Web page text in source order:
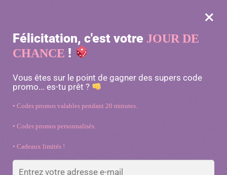
0
-10% avec le code « MATOU10 »
×
Félicitation, c'est votre JOUR DE
CHANCE !
Vous êtes sur le point de gagner des supers code
promo... es-tu prêt ?
• Codes promos valables pendant 20 minutes.
• Codes promos personnalisés.
• Cadeaux limités !